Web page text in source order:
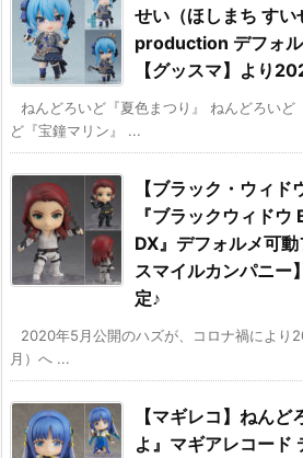
せい（ほしまち す
production デフォ
【グッスマ】より
ねんどろいど『夏色まつり』 ねんどろいど
ど『宝鐘マリン』 ...
【ブラック・ウィ
『ブラックウィド
DX』デフォルメ可
スマイルカンパニ
定♪
2020年5月公開のハズが、コロナ禍により
月）へ ...
【マギレコ】ねん
よ』マギアレコード